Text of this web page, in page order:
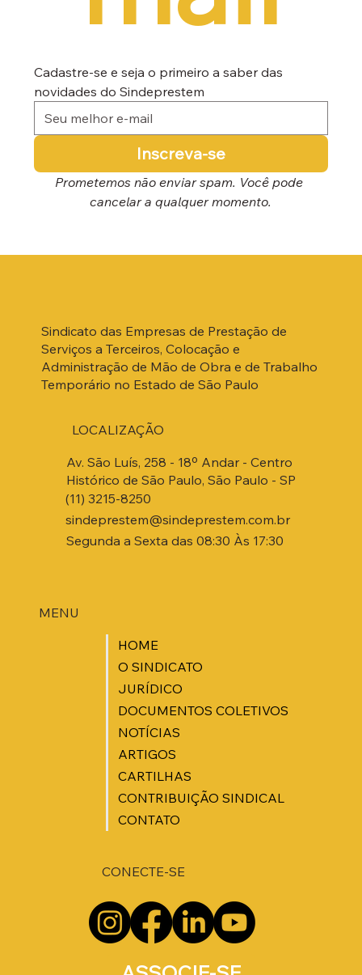
Cadastre-se e seja o primeiro a saber das
novidades do Sindeprestem
Inscreva-se
Prometemos não enviar spam. Você pode
cancelar a qualquer momento.
Sindicato das Empresas de Prestação de
Serviços a Terceiros, Colocação e
Administração de Mão de Obra e de Trabalho
Temporário no Estado de São Paulo
MENU
HOME
O SINDICATO
JURÍDICO
DOCUMENTOS COLETIVOS
NOTÍCIAS
ARTIGOS
CARTILHAS
CONTRIBUIÇÃO SINDICAL
CONTATO
Av. São Luís, 258 - 18º Andar - Centro
Histórico de São Paulo, São Paulo - SP
(11) 3215-8250
sindeprestem@sindeprestem.com.br
Segunda a Sexta das 08:30 Às 17:30
LOCALIZAÇÃO
CONECTE-SE